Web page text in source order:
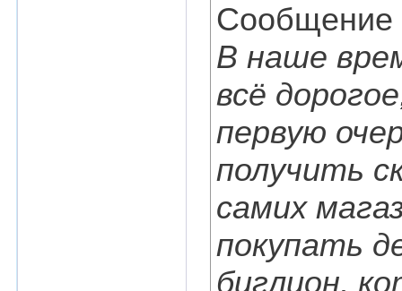
Сообщение
В наше
всё
первую
получить
самих
покупать
биглион,